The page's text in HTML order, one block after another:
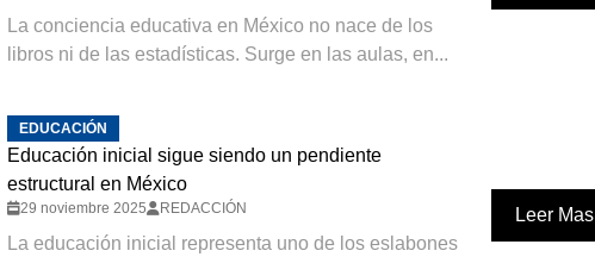
La conciencia educativa en México no nace de los
libros ni de las estadísticas. Surge en las aulas, en...
EDUCACIÓN
Educación inicial sigue siendo un pendiente
estructural en México
29 noviembre 2025 REDACCIÓN
La educación inicial representa uno de los eslabones
Leer Mas